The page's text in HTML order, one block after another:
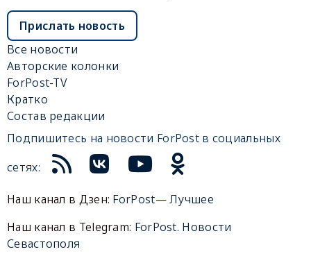
Прислать новость
Все новости
Авторские колонки
ForPost-TV
Кратко
Состав редакции
Подпишитесь на новости ForPost в социальных
сетях:
Наш канал в Дзен: ForPost— Лучшее
Наш канал в Telegram: ForPost. Новости
Севастополя